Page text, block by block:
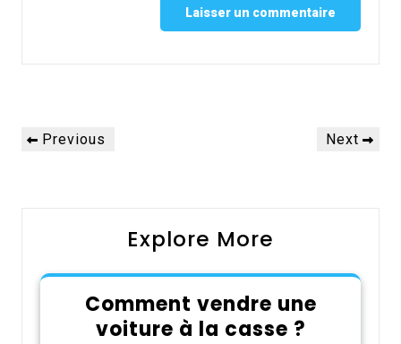
Navigation
dePrevious
Previous
Next
Next
Explore More
Comment vendre une
voiture à la casse ?